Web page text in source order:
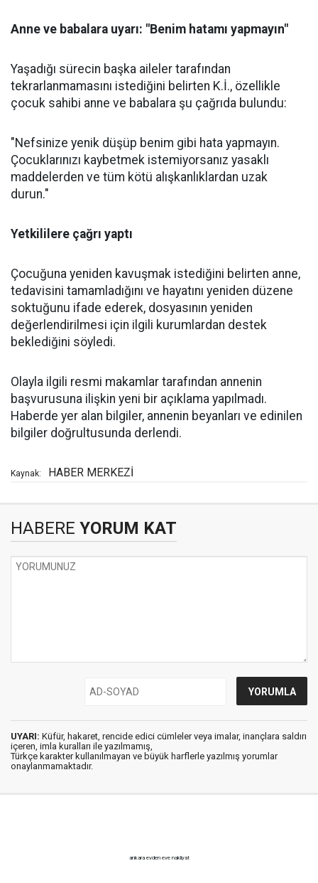
Anne ve babalara uyarı: "Benim hatamı yapmayın"
Yaşadığı sürecin başka aileler tarafından
tekrarlanmamasını istediğini belirten K.İ., özellikle
çocuk sahibi anne ve babalara şu çağrıda bulundu:
"Nefsinize yenik düşüp benim gibi hata yapmayın.
Çocuklarınızı kaybetmek istemiyorsanız yasaklı
maddelerden ve tüm kötü alışkanlıklardan uzak
durun."
Yetkililere çağrı yaptı
Çocuğuna yeniden kavuşmak istediğini belirten anne,
tedavisini tamamladığını ve hayatını yeniden düzene
soktuğunu ifade ederek, dosyasının yeniden
değerlendirilmesi için ilgili kurumlardan destek
beklediğini söyledi.
Olayla ilgili resmi makamlar tarafından annenin
başvurusuna ilişkin yeni bir açıklama yapılmadı.
Haberde yer alan bilgiler, annenin beyanları ve edinilen
bilgiler doğrultusunda derlendi.
Kaynak: HABER MERKEZİ
HABERE YORUM KAT
UYARI: Küfür, hakaret, rencide edici cümleler veya imalar, inançlara saldırı
içeren, imla kuralları ile yazılmamış,
Türkçe karakter kullanılmayan ve büyük harflerle yazılmış yorumlar
onaylanmamaktadır.
ankara evden eve nakliyat